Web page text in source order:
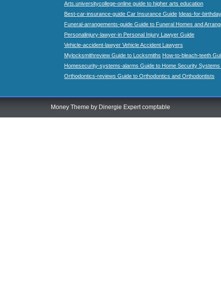
Arts.universitycollege-online guide to higher arts education
Best-car-insurance-guide Car Insurance Guide Ideas-for-
Funeral-arrangements-guide Guide to Funeral Homes and
Personalinjury-lawyer-in Personal Injury Lawyer Guide
Vehicle-accident-lawyer Vehicle Accident Lawyers
Mylocksmithreview Guide to Locksmiths How-to-bleach-teeth
Homesecurity-systems-alarms Guide to Home Security Systems
Orthodontics-reviews Guide to Orthodontics and Orthodontists
Money Theme by Dinergie Expert comptable